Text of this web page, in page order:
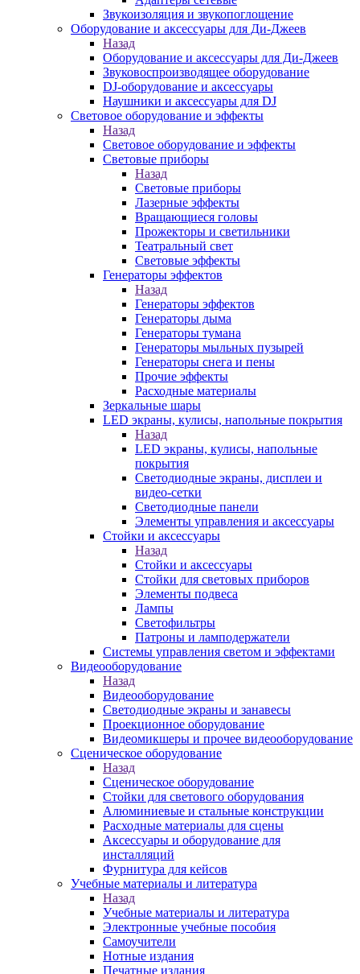
Звукоизоляция и звукопоглощение
Оборудование и аксессуары для Ди-Джеев
Назад
Оборудование и аксессуары для Ди-Джеев
Звуковоспроизводящее оборудование
DJ-оборудование и аксессуары
Наушники и аксессуары для DJ
Световое оборудование и эффекты
Назад
Световое оборудование и эффекты
Световые приборы
Назад
Световые приборы
Лазерные эффекты
Вращающиеся головы
Прожекторы и светильники
Театральный свет
Световые эффекты
Генераторы эффектов
Назад
Генераторы эффектов
Генераторы дыма
Генераторы тумана
Генераторы мыльных пузырей
Генераторы снега и пены
Прочие эффекты
Расходные материалы
Зеркальные шары
LED экраны, кулисы, напольные покрытия
Назад
LED экраны, кулисы, напольные
покрытия
Светодиодные экраны, дисплеи и
видео-сетки
Светодиодные панели
Элементы управления и аксессуары
Стойки и аксессуары
Назад
Стойки и аксессуары
Стойки для световых приборов
Элементы подвеса
Лампы
Светофильтры
Патроны и ламподержатели
Системы управления светом и эффектами
Видеооборудование
Назад
Видеооборудование
Светодиодные экраны и занавесы
Проекционное оборудование
Видеомикшеры и прочее видеооборудование
Сценическое оборудование
Назад
Сценическое оборудование
Стойки для светового оборудования
Алюминиевые и стальные конструкции
Расходные материалы для сцены
Аксессуары и оборудование для
инсталляций
Фурнитура для кейсов
Учебные материалы и литература
Назад
Учебные материалы и литература
Электронные учебные пособия
Самоучители
Нотные издания
Печатные издания